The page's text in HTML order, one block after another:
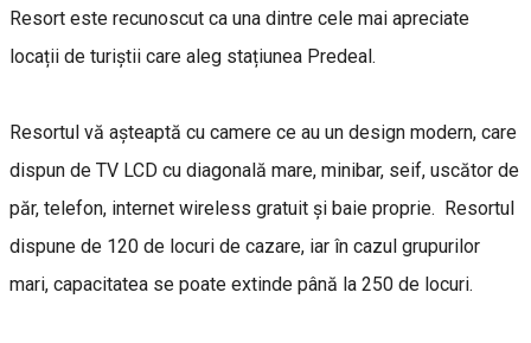
Resort este recunoscut ca una dintre cele mai apreciate
locații de turiștii care aleg stațiunea Predeal.
Resortul vă așteaptă cu camere ce au un design modern, care
dispun de TV LCD cu diagonală mare, minibar, seif, uscător de
păr, telefon, internet wireless gratuit și baie proprie. Resortul
dispune de 120 de locuri de cazare, iar în cazul grupurilor
mari, capacitatea se poate extinde până la 250 de locuri.